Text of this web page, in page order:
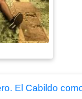
El Cabildo